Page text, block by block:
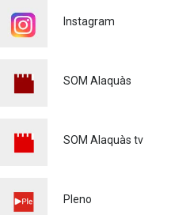
'L'ESCOLA D'ESTIU', EN EL
ELÉCTRICOS (VMP)
EL ALCALDE DE ALAQUÀS
Instagram
SOM Alaquàs
SOM Alaquàs tv
Pleno